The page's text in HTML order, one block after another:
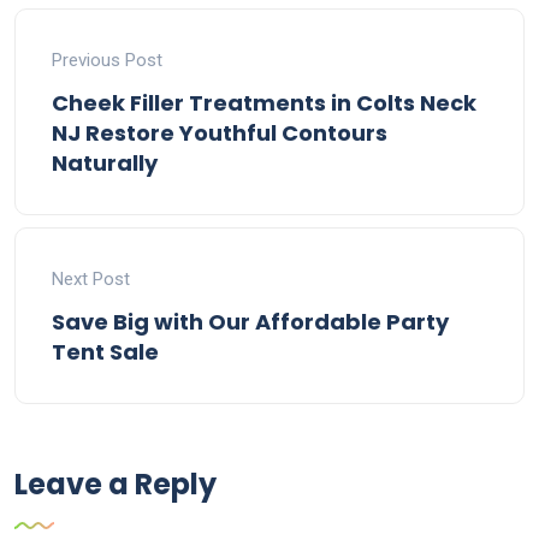
Previous Post
Cheek Filler Treatments in Colts Neck
NJ Restore Youthful Contours
Naturally
Next Post
Save Big with Our Affordable Party
Tent Sale
Leave a Reply